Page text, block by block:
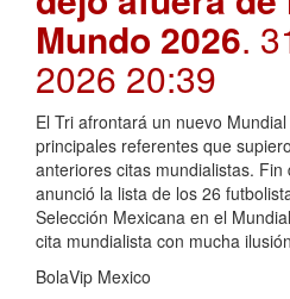
Mundo 2026.
2026 20:39
El Tri afrontará un nuevo
principales referentes que
anteriores citas mundialistas.
anunció la lista de los 26
Selección Mexicana en el
cita mundialista con mucha
BolaVip Mexico